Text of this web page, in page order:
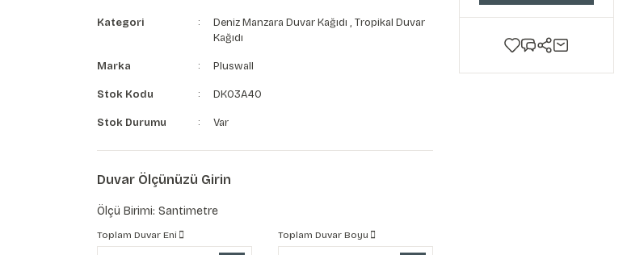
Kategori Deniz Manzara Duvar Kağıdı , Tropikal Duvar
Kağıdı
Marka Pluswall
Stok Kodu DK03A40
Stok Durumu Var
Duvar Ölçünüzü Girin
Ölçü Birimi: Santimetre
Toplam Duvar Eni Toplam Duvar Boyu